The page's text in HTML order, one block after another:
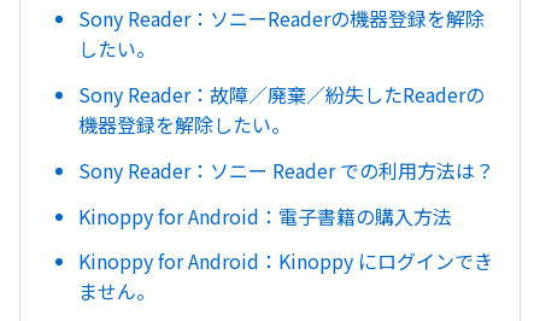
Sony Reader：ソニーReaderの機器登録を解除
したい。
Sony Reader：故障／廃棄／紛失したReaderの
機器登録を解除したい。
Sony Reader：ソニー Reader での利用方法は？
Kinoppy for Android：電子書籍の購入方法
Kinoppy for Android：Kinoppy にログインでき
ません。